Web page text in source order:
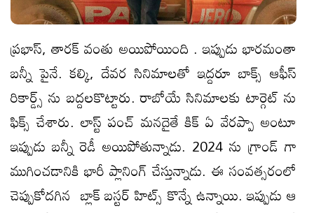
ప్రభాస్, తారక్ వంతు అయిపోయింది . ఇప్పుడు భారమంతా
బన్నీ పైనే. కల్కి, దేవర సినిమాలతో ఇద్దరూ బాక్స్ ఆఫీస్
రికార్డ్స్ ను బద్దలకొట్టారు. రాబోయే సినిమాలకు టార్గెట్ ను
ఫిక్స్ చేశారు. లాస్ట్ పంచ్ మనదైతే కిక్ ఏ వేరప్పా అంటూ
ఇప్పుడు బన్నీ రెడీ అయిపోతున్నాడు. 2024 ను గ్రాండ్ గా
ముగించడానికి భారీ ప్లానింగ్ చేస్తున్నాడు. ఈ సంవత్సరంలో
చెప్పుకోదగిన బ్లాక్ బస్టర్ హిట్స్ కొన్నే ఉన్నాయి. ఇప్పుడు ఆ